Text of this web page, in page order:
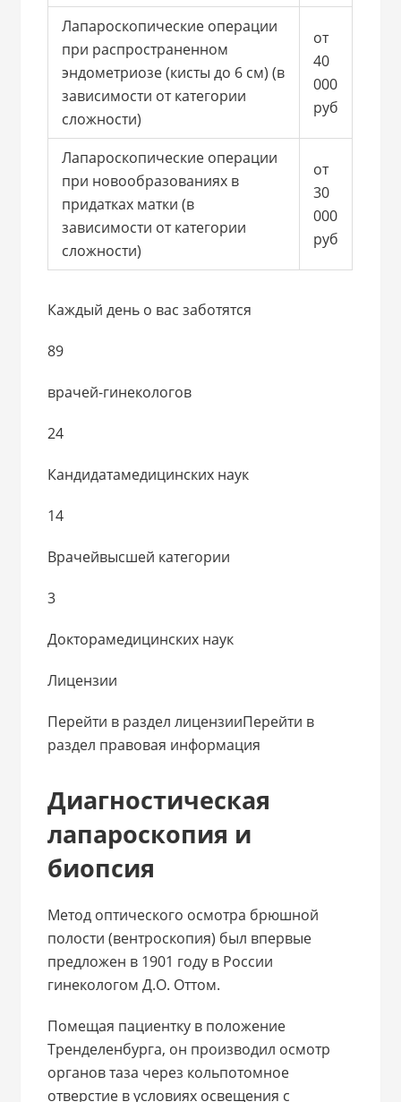
Лапароскопические операции
при распространенном
эндометриозе (кисты до 6 см) (в
зависимости от категории
сложности)
от
40
000
руб
Лапароскопические операции
при новообразованиях в
придатках матки (в
зависимости от категории
сложности)
от
30
000
руб
Каждый день о вас заботятся
89
врачей-гинекологов
24
Кандидатамедицинских наук
14
Врачейвысшей категории
3
Докторамедицинских наук
Лицензии
Перейти в раздел лицензииПерейти в
раздел правовая информация
Диагностическая
лапароскопия и
биопсия
Метод оптического осмотра брюшной
полости (вентроскопия) был впервые
предложен в 1901 году в России
гинекологом Д.О. Оттом.
Помещая пациентку в положение
Тренделенбурга, он производил осмотр
органов таза через кольпотомное
отверстие в условиях освещения с